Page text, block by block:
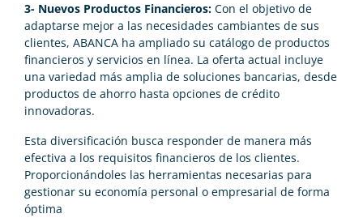
3- Nuevos Productos Financieros: Con el objetivo de
adaptarse mejor a las necesidades cambiantes de sus
clientes, ABANCA ha ampliado su catálogo de productos
financieros y servicios en línea. La oferta actual incluye
una variedad más amplia de soluciones bancarias, desde
productos de ahorro hasta opciones de crédito
innovadoras.
Esta diversificación busca responder de manera más
efectiva a los requisitos financieros de los clientes.
Proporcionándoles las herramientas necesarias para
gestionar su economía personal o empresarial de forma
óptima